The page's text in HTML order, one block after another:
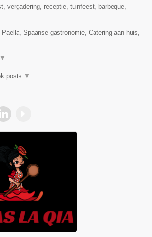
vergadering, receptie, tuinfeest, barbeque,
Spaanse gastronomie, Catering aan huis,
▼
posts ▼